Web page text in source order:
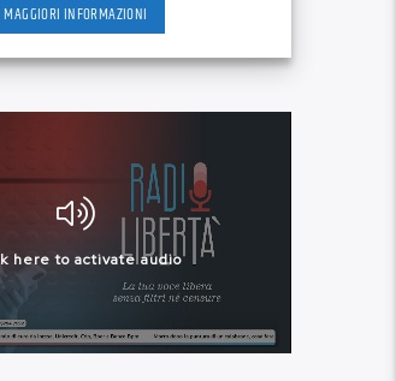
MAGGIORI INFORMAZIONI